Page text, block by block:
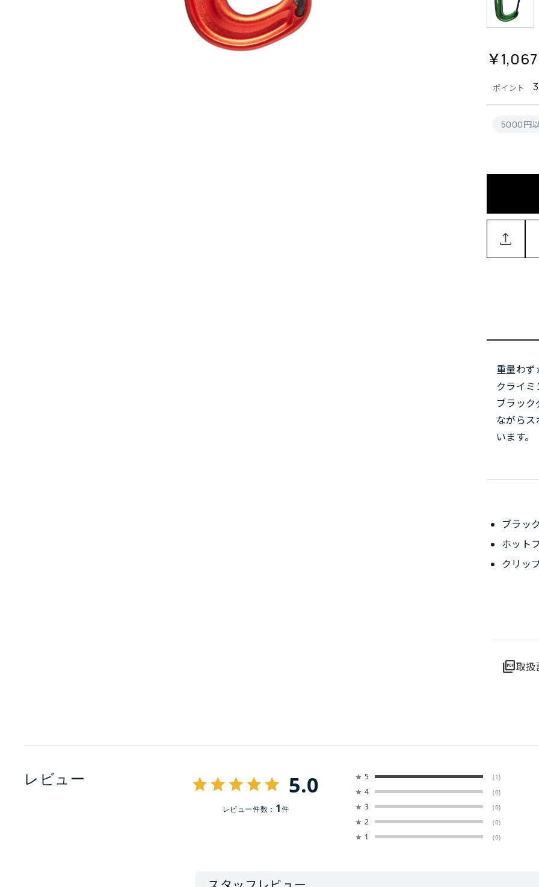
ポイント
5000円
￥1,067
重量わ
クライ
ブラッ
ながら
います。
ブラッ
ホット
クリッ
picture_as_pdf取扱
レビュー 5.0
レビュー件数： 1件
★ 5 (1)
★ 4 (0)
★ 3 (0)
★ 2 (0)
★ 1 (0)